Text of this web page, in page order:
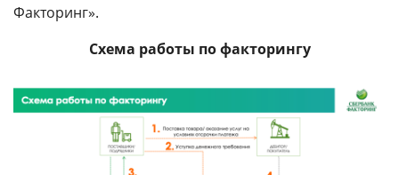
Факторинг».
Схема работы по факторингу